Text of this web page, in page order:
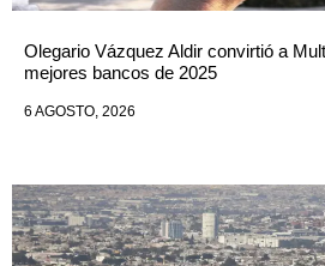
Olegario Vázquez Aldir convirtió a
mejores bancos de 2025
6 AGOSTO, 2026